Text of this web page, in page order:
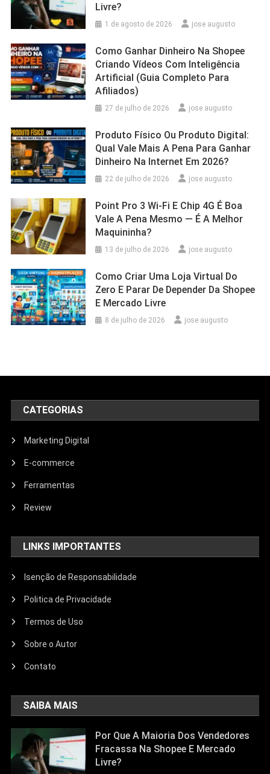
Livre?
1 de agosto de 2026 jose augusto
Como Ganhar Dinheiro Na Shopee
Criando Vídeos Com Inteligência
Artificial (Guia Completo Para
Afiliados)
27 de julho de 2026 jose augusto
Produto Físico Ou Produto Digital:
Qual Vale Mais A Pena Para Ganhar
Dinheiro Na Internet Em 2026?
22 de julho de 2026 jose augusto
Point Pro 3 Wi‑Fi E Chip 4G É Boa
Vale A Pena Mesmo — É A Melhor
Maquininha?
13 de julho de 2026 jose augusto
Como Criar Uma Loja Virtual Do
Zero E Parar De Depender Da Shopee
E Mercado Livre
8 de julho de 2026 jose augusto
CATEGORIAS
Marketing Digital
E-commerce
Ferramentas
Review
LINKS IMPORTANTES
Isenção de Responsabilidade
Politica de Privacidade
Termos de Uso
Sobre o Autor
Contato
SAIBA MAIS
Por Que A Maioria Dos Vendedores
Fracassa Na Shopee E Mercado
Livre?